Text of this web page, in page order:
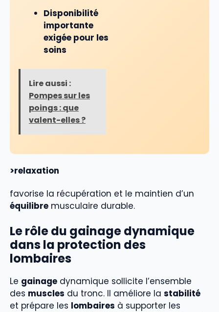
Disponibilité
importante
exigée pour les
soins
Lire aussi :
Pompes sur les
poings : que
valent-elles ?
>relaxation
favorise la récupération et le maintien d’un
équilibre musculaire durable.
Le rôle du gainage dynamique
dans la protection des
lombaires
Le gainage dynamique sollicite l’ensemble
des muscles du tronc. Il améliore la stabilité
et prépare les lombaires à supporter les